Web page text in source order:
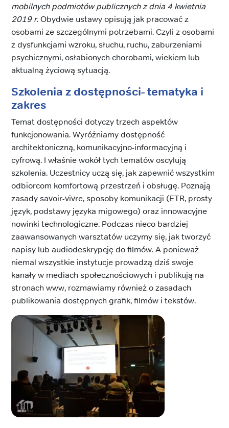
mobilnych podmiotów publicznych z dnia 4 kwietnia
2019 r. Obydwie ustawy opisują jak pracować z
osobami ze szczególnymi potrzebami. Czyli z osobami
z dysfunkcjami wzroku, słuchu, ruchu, zaburzeniami
psychicznymi, osłabionych chorobami, wiekiem lub
aktualną życiową sytuacją.
Szkolenia z dostępności- tematyka i
zakres
Temat dostępności dotyczy trzech aspektów
funkcjonowania. Wyróżniamy dostępność
architektoniczną, komunikacyjno-informacyjną i
cyfrową. I właśnie wokół tych tematów oscylują
szkolenia. Uczestnicy uczą się, jak zapewnić wszystkim
odbiorcom komfortową przestrzeń i obsługę. Poznają
zasady savoir-vivre, sposoby komunikacji (ETR, prosty
język, podstawy języka migowego) oraz innowacyjne
nowinki technologiczne. Podczas nieco bardziej
zaawansowanych warsztatów uczymy się, jak tworzyć
napisy lub audiodeskrypcję do filmów. A ponieważ
niemal wszystkie instytucje prowadzą dziś swoje
kanały w mediach społecznościowych i publikują na
stronach www, rozmawiamy również o zasadach
publikowania dostępnych grafik, filmów i tekstów.